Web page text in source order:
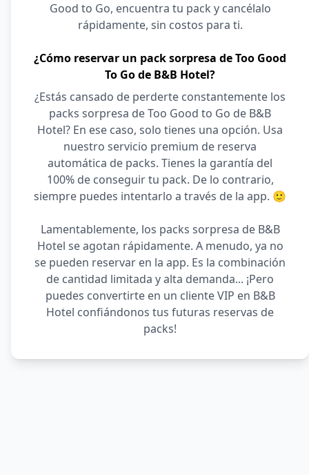
Good to Go, encuentra tu pack y cancélalo
rápidamente, sin costos para ti.
¿Cómo reservar un pack sorpresa de Too Good
To Go de B&B Hotel?
¿Estás cansado de perderte constantemente los
packs sorpresa de Too Good to Go de B&B
Hotel? En ese caso, solo tienes una opción. Usa
nuestro servicio premium de reserva
automática de packs. Tienes la garantía del
100% de conseguir tu pack. De lo contrario,
siempre puedes intentarlo a través de la app. 🙂
Lamentablemente, los packs sorpresa de B&B
Hotel se agotan rápidamente. A menudo, ya no
se pueden reservar en la app. Es la combinación
de cantidad limitada y alta demanda... ¡Pero
puedes convertirte en un cliente VIP en B&B
Hotel confiándonos tus futuras reservas de
packs!